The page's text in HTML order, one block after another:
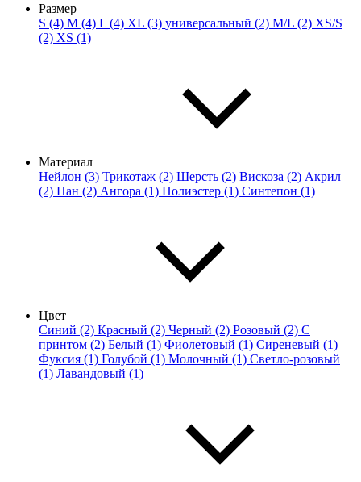
Размер
S (4) M (4) L (4) XL (3) универсальный (2) M/L (2) XS/S
(2) XS (1)
Материал
Нейлон (3) Трикотаж (2) Шерсть (2) Вискоза (2) Акрил
(2) Пан (2) Ангора (1) Полиэстер (1) Синтепон (1)
Цвет
Синий (2) Красный (2) Черный (2) Розовый (2) С
принтом (2) Белый (1) Фиолетовый (1) Сиреневый (1)
Фуксия (1) Голубой (1) Молочный (1) Светло-розовый
(1) Лавандовый (1)